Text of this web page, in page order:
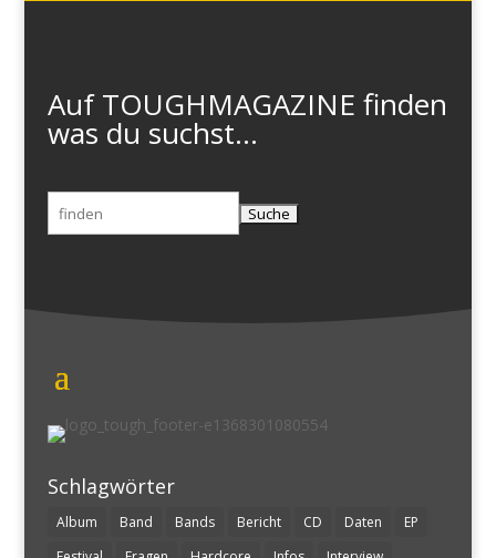
Auf TOUGHMAGAZINE finden
was du suchst...
Suchen
nach:
Schlagwörter
Album Band Bands Bericht CD Daten
EP